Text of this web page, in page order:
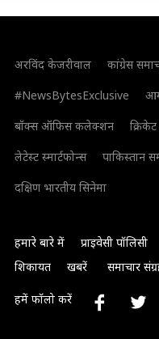
अरविंद केजरीवाल कांग्रेस
#NewsBytesExclusive
बॉक्स ऑफिस कलेक्शन
लेटेस्ट स्मार्टफोन्स
पाकिस्तान
दक्षिण भारतीय सिनेमा
हमारे बारे में प्राइवेसी पॉलिसी
शिकायत
खबरें समाचार
हमें फॉलो करें